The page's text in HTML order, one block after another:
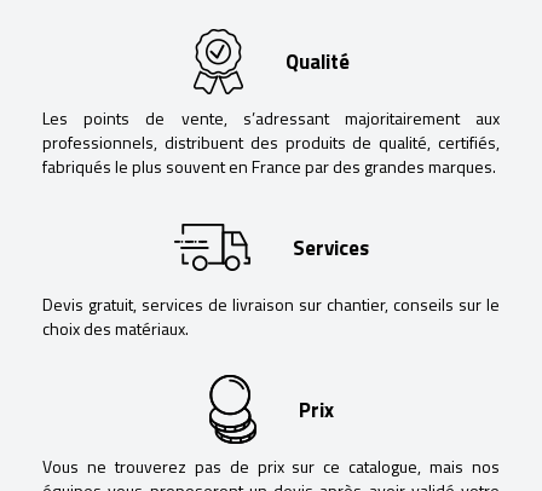
Qualité
Les points de vente, s’adressant majoritairement aux
professionnels, distribuent des produits de qualité, certifiés,
fabriqués le plus souvent en France par des grandes marques.
Services
Devis gratuit, services de livraison sur chantier, conseils sur le
choix des matériaux.
Prix
Vous ne trouverez pas de prix sur ce catalogue, mais nos